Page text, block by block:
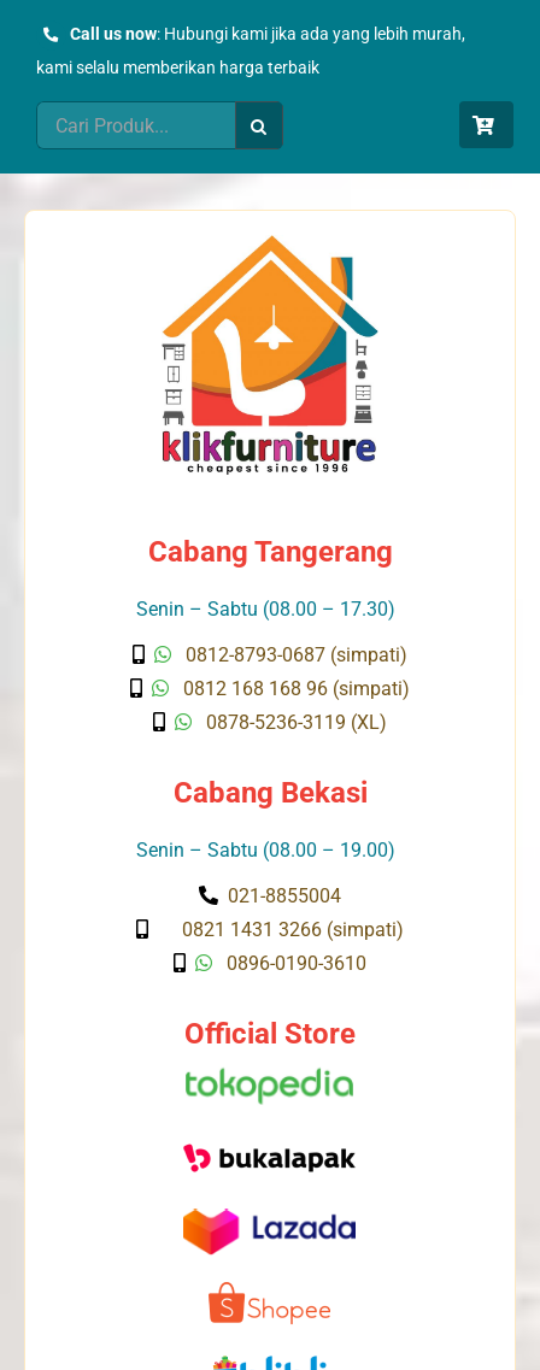
Call us now: Hubungi kami jika ada yang lebih murah,
kami selalu memberikan harga terbaik
Search
for:
Cabang Tangerang
Senin – Sabtu (08.00 – 17.30)
0812-8793-0687 (simpati)
0812 168 168 96 (simpati)
0878-5236-3119 (XL)
Cabang Bekasi
Senin – Sabtu (08.00 – 19.00)
021-8855004
0821 1431 3266 (simpati)
0896-0190-3610
Official Store